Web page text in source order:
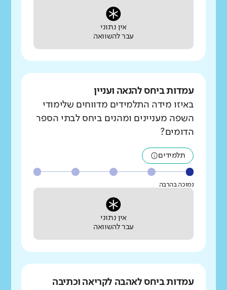
אין נתוני
עבר להשוואה
עמדות ביחס להנאה ועניין
באיזו מידה התלמידים מדווחים שלימודי
השפה מעניינים ומהנים ביחס לבתי הספר
הדומים?
תלמידים
נמוכה בהרבה
אין נתוני
עבר להשוואה
עמדות ביחס לאהבה לקריאה וכתיבה